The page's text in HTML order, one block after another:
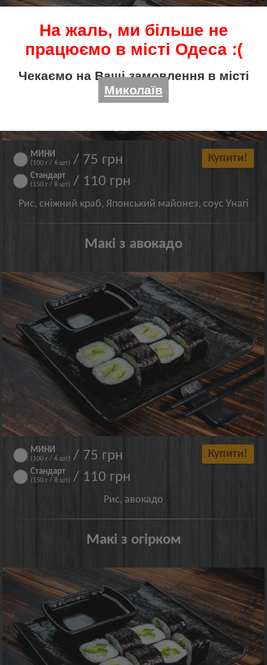
На жаль, ми більше не
працюємо в місті Одеса :(
Чекаємо на Ваші замовлення в місті
Миколаїв
МИНИ
(100 г / 6 шт) / 75 грн
Стандарт
(150 г / 8 шт) / 110 грн
Купити!
Рис, сніжний краб, Японський майонез, соус Унагі
Макі з авокадо
МИНИ
(100 г / 6 шт) / 75 грн
Стандарт
(150 г / 8 шт) / 110 грн
Купити!
Рис, авокадо
Макі з огірком